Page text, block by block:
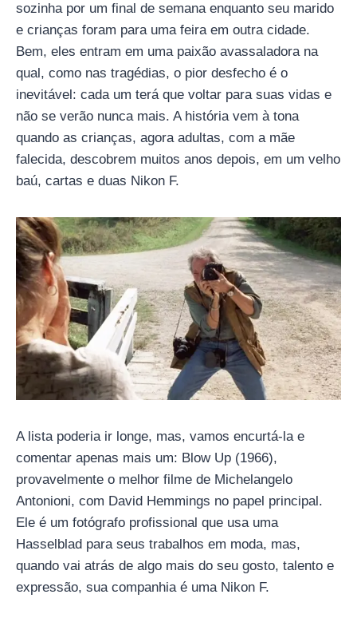
sozinha por um final de semana enquanto seu marido
e crianças foram para uma feira em outra cidade.
Bem, eles entram em uma paixão avassaladora na
qual, como nas tragédias, o pior desfecho é o
inevitável: cada um terá que voltar para suas vidas e
não se verão nunca mais. A história vem à tona
quando as crianças, agora adultas, com a mãe
falecida, descobrem muitos anos depois, em um velho
baú, cartas e duas Nikon F.
A lista poderia ir longe, mas, vamos encurtá-la e
comentar apenas mais um: Blow Up (1966),
provavelmente o melhor filme de Michelangelo
Antonioni, com David Hemmings no papel principal.
Ele é um fotógrafo profissional que usa uma
Hasselblad para seus trabalhos em moda, mas,
quando vai atrás de algo mais do seu gosto, talento e
expressão, sua companhia é uma Nikon F.